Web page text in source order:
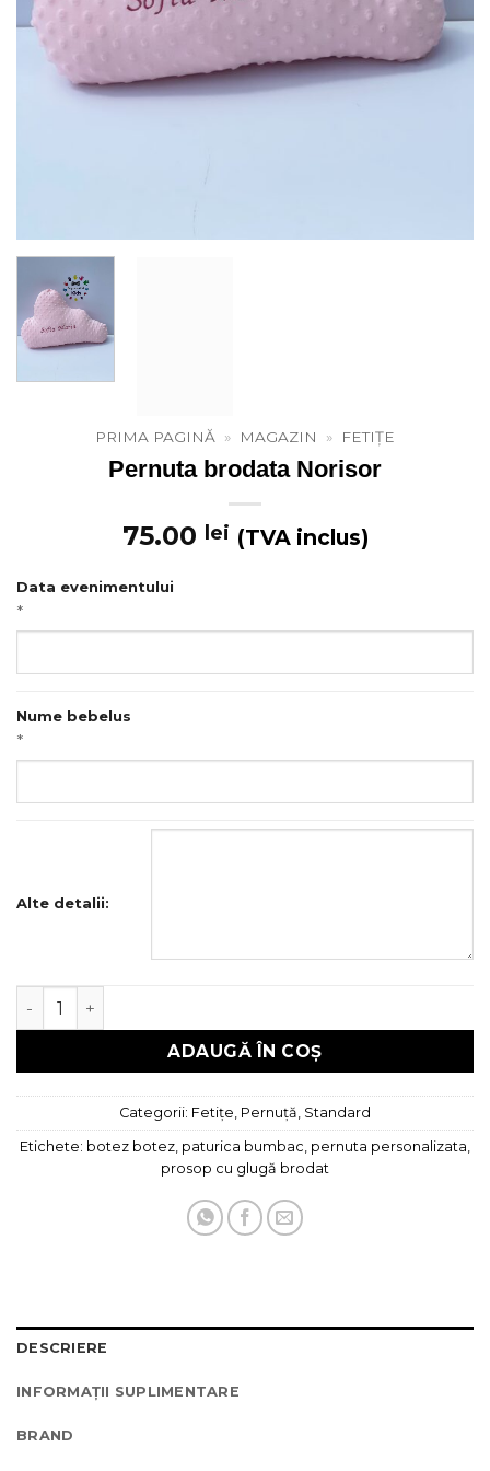
PRIMA PAGINĂ » MAGAZIN » FETIȚE
Pernuta brodata Norisor
75.00 lei (TVA inclus)
Data evenimentului
*
Nume bebelus
*
Alte detalii:
Cantitate Pernuta brodata Norisor
ADAUGĂ ÎN COȘ
Categorii: Fetițe, Pernuță, Standard
Etichete: botez botez, paturica bumbac, pernuta personalizata,
prosop cu glugă brodat
DESCRIERE
INFORMAȚII SUPLIMENTARE
BRAND